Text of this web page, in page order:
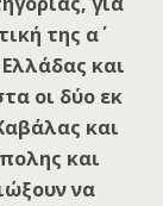
της α΄
και
οι δύο εκ
και
και
να